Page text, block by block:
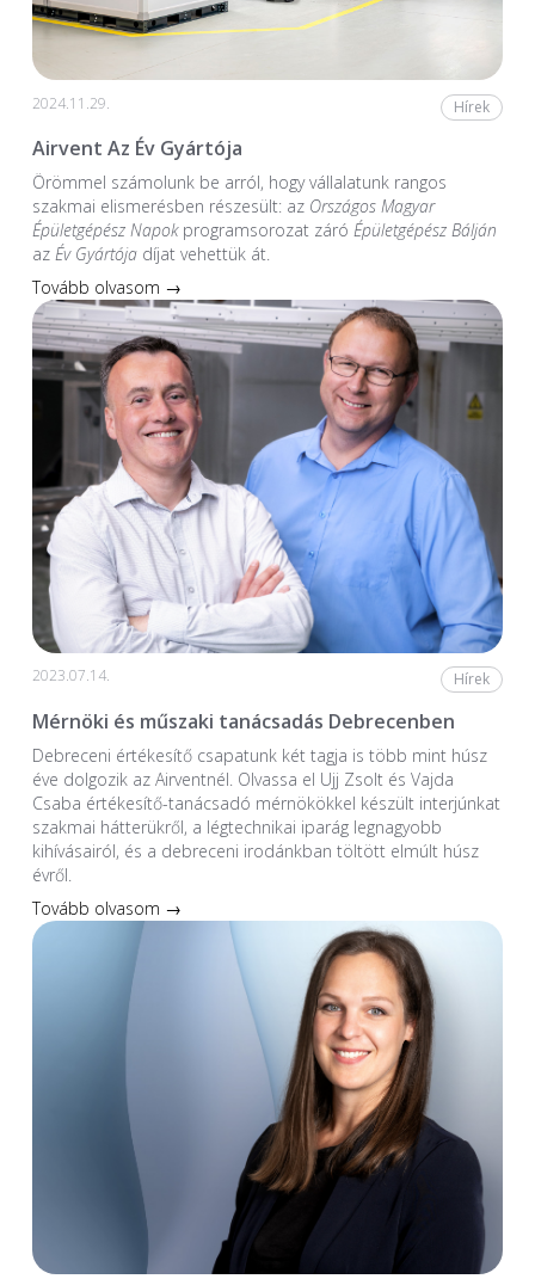
2024.11.29. Hírek
Airvent Az Év Gyártója
Örömmel számolunk be arról, hogy vállalatunk rangos
szakmai elismerésben részesült: az Országos Magyar
Épületgépész Napokprogramsorozat záró Épületgépész Bálján
az Év Gyártójadíjat vehettük át.
Tovább olvasom →
2023.07.14. Hírek
Mérnöki és műszaki tanácsadás Debrecenben
Debreceni értékesítő csapatunk két tagja is több mint húsz
éve dolgozik az Airventnél. Olvassa el Ujj Zsolt és Vajda
Csaba értékesítő-tanácsadó mérnökökkel készült interjúnkat
szakmai hátterükről, a légtechnikai iparág legnagyobb
kihívásairól, és a debreceni irodánkban töltött elmúlt húsz
évről.
Tovább olvasom →